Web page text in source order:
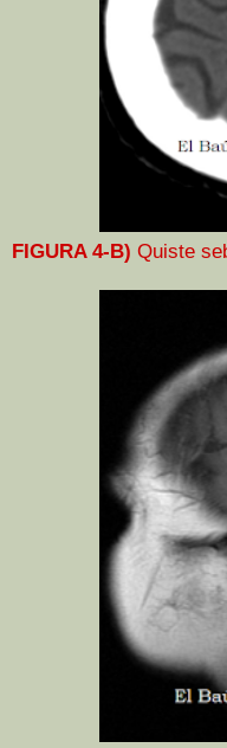
FIGURA 4-B) Quiste